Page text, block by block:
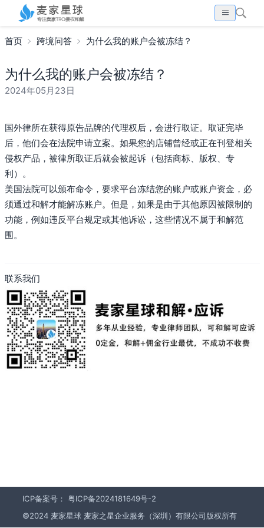
首页 跨境问答 为什么我的账户会被冻结？
为什么我的账户会被冻结？
2024年05月23日
国外律所在获得原告品牌的代理权后，会进行取证。取证完毕
后，他们会在法院申请立案。如果您的店铺曾经或正在刊登相关
侵权产品，被律所取证后就会被起诉（包括商标、版权、专
利）。
美国法院可以颁布命令，要求平台冻结您的账户或账户资金，必
须通过和解才能解冻账户。但是，如果是由于其他原因被限制的
功能，例如违反平台规定或其他诉讼，这些情况不属于和解范
围。
联系我们
ICP备案号： 粤ICP备2024181649号-2
©2024 麦家星球 麦家之星企业服务（深圳）有限公司版权所有